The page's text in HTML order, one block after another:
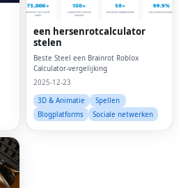
een hersenrotcalculator
stelen
Beste Steel een Brainrot Roblox
Calculator-vergelijking
2025-12-23
3D & Animatie
Spellen
Blogplatforms
Sociale netwerken